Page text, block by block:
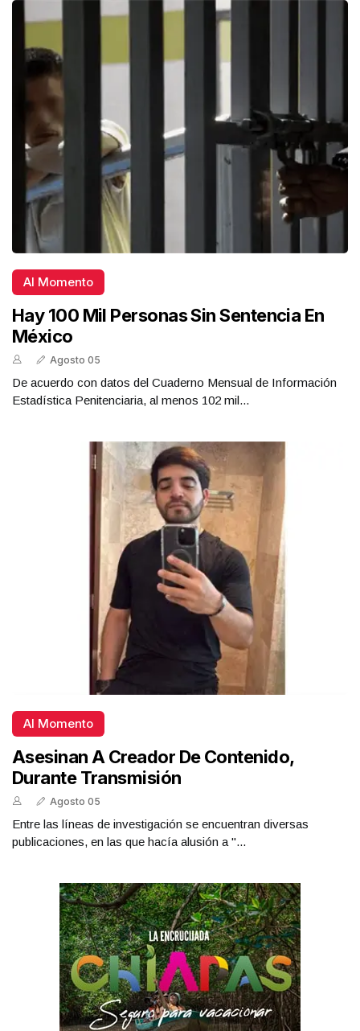
Al Momento
Hay 100 Mil Personas Sin Sentencia En
México
Agosto 05
De acuerdo con datos del Cuaderno Mensual de Información
Estadística Penitenciaria, al menos 102 mil...
Al Momento
Asesinan A Creador De Contenido,
Durante Transmisión
Agosto 05
Entre las líneas de investigación se encuentran diversas
publicaciones, en las que hacía alusión a "...